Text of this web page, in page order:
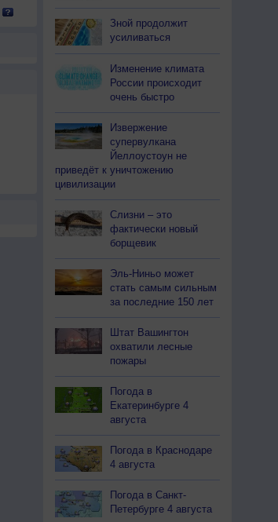
Зной продолжит
усиливаться
Изменение климата
России происходит
очень быстро
Извержение
супервулкана
Йеллоустоун не
приведёт к уничтожению
цивилизации
Слизни – это
фактически новый
борщевик
Эль-Ниньо может
стать самым сильным
за последние 150 лет
Штат Вашингтон
охватили лесные
пожары
Погода в
Екатеринбурге 4
августа
Погода в Краснодаре
4 августа
Погода в Санкт-
Петербурге 4 августа